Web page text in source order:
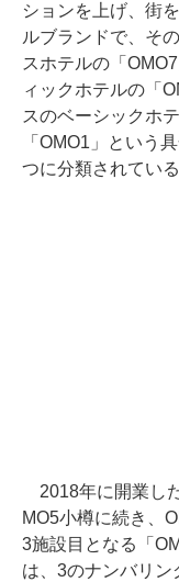
ションを上げ、街
ルブランドで、そ
スホテルの「
ィックホテルの「
スのベーシックホ
「OMO1」という
つに分類されている
2018年に開業し
MO5小樽に続き、
3施設目となる「
は、3のナンバリン